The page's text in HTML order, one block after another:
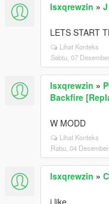
lsxqrewzin »
LETS START
Lihat Konteks
Sabtu, 07
lsxqrewzin »
Backfire
W MODD
Lihat Konteks
Rabu, 04
lsxqrewzin »
i like